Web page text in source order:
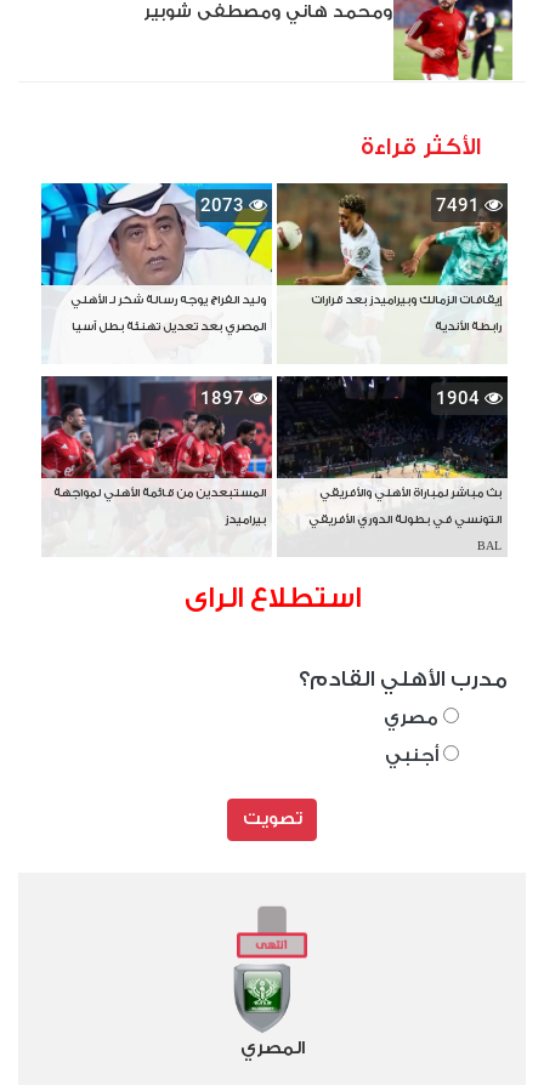
ومحمد هاني ومصطفى شوبير
الأكثر قراءة
7491
إيقافات الزمالك وبيراميدز بعد قرارات
رابطة الأندية
2073
وليد الفراج يوجه رسالة شكر لـ الأهلي
المصري بعد تعديل تهنئة بطل آسيا
1904
بث مباشر لمباراة الأهلي والأفريقي
التونسي في بطولة الدوري الأفريقي
BAL
1897
المستبعدين من قائمة الأهلي لمواجهة
بيراميدز
استطلاع الراى
مدرب الأهلي القادم؟
مصري
أجنبي
تصويت
المصري